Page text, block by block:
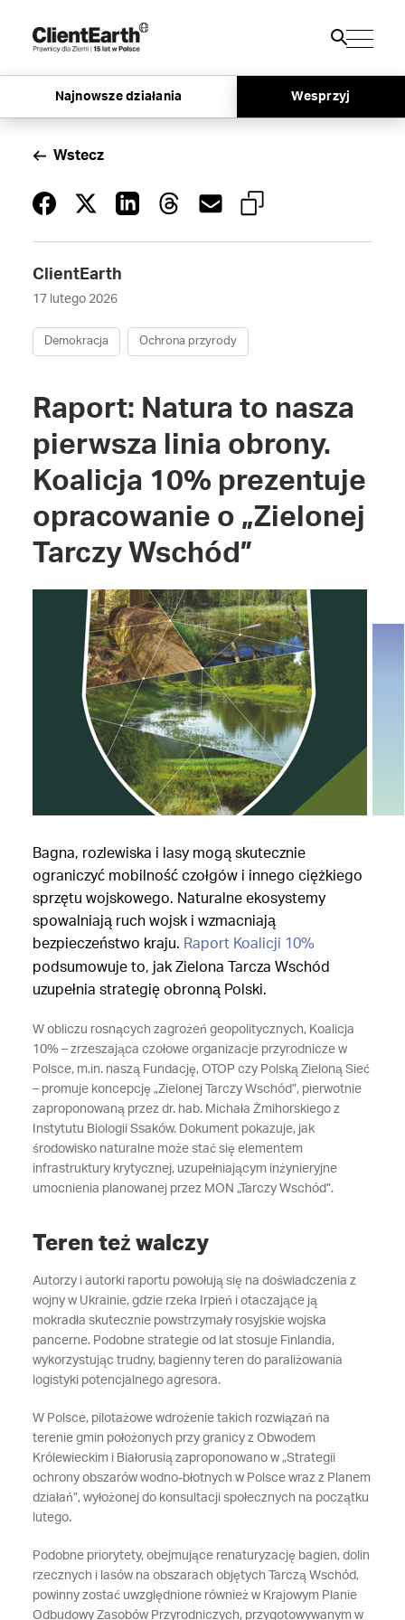
Najnowsze działania Wesprzyj
ClientEarth
17 lutego 2026
Demokracja Ochrona przyrody
Wstecz
Raport: Natura to nasza
pierwsza linia obrony.
Koalicja 10% prezentuje
opracowanie o „Zielonej
Tarczy Wschód”
Bagna, rozlewiska i lasy mogą skutecznie
ograniczyć mobilność czołgów i innego ciężkiego
sprzętu wojskowego. Naturalne ekosystemy
spowalniają ruch wojsk i wzmacniają
bezpieczeństwo kraju. Raport Koalicji 10%
podsumowuje to, jak Zielona Tarcza Wschód
uzupełnia strategię obronną Polski.
W obliczu rosnących zagrożeń geopolitycznych, Koalicja
10% – zrzeszająca czołowe organizacje przyrodnicze w
Polsce, m.in. naszą Fundację, OTOP czy Polską Zieloną Sieć
– promuje koncepcję „Zielonej Tarczy Wschód”, pierwotnie
zaproponowaną przez dr. hab. Michała Żmihorskiego z
Instytutu Biologii Ssaków. Dokument pokazuje, jak
środowisko naturalne może stać się elementem
infrastruktury krytycznej, uzupełniającym inżynieryjne
umocnienia planowanej przez MON „Tarczy Wschód”.
Teren też walczy
Autorzy i autorki raportu powołują się na doświadczenia z
wojny w Ukrainie, gdzie rzeka Irpień i otaczające ją
mokradła skutecznie powstrzymały rosyjskie wojska
pancerne. Podobne strategie od lat stosuje Finlandia,
wykorzystując trudny, bagienny teren do paraliżowania
logistyki potencjalnego agresora.
W Polsce, pilotażowe wdrożenie takich rozwiązań na
terenie gmin położonych przy granicy z Obwodem
Królewieckim i Białorusią zaproponowano w „Strategii
ochrony obszarów wodno-błotnych w Polsce wraz z Planem
działań”, wyłożonej do konsultacji społecznych na początku
lutego.
Podobne priorytety, obejmujące renaturyzację bagien, dolin
rzecznych i lasów na obszarach objętych Tarczą Wschód,
powinny zostać uwzględnione również w Krajowym Planie
Odbudowy Zasobów Przyrodniczych, przygotowywanym w